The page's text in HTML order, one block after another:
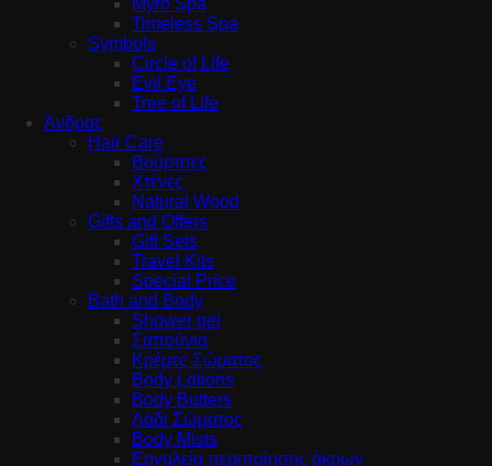
Timeless Spa
Symbols
Circle of Life
Evil Eye
Tree of Life
Άνδρας
Hair Care
Βούρτσες
Χτένες
Natural Wood
Gifts and Offers
Gift Sets
Travel Kits
Special Price
Bath and Body
Shower gel
Σαπούνια
Κρέμες Σώματος
Body Lotions
Body Butters
Λάδι Σώματος
Body Mists
Εργαλεία περιποίησης άκρων